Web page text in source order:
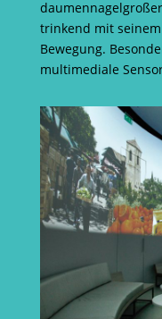
trinkend mit
Bewegung.
multimediale